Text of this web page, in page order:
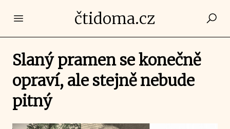
Open main menučtidoma.cz
Slaný pramen se konečně
opraví, ale stejně nebude
pitný